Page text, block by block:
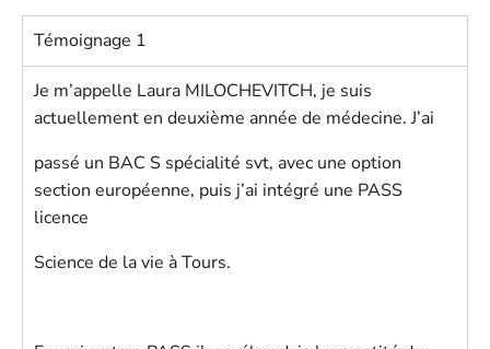
Témoignage 1
Je m’appelle Laura MILOCHEVITCH, je suis
actuellement en deuxième année de médecine. J’ai
passé un BAC S spécialité svt, avec une option
section européenne, puis j’ai intégré une PASS
licence
Science de la vie à Tours.